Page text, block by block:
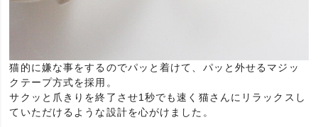
猫的に嫌な事をするのでパッと着けて、パッと外せるマジッ
クテープ方式を採用。
サクッと爪きりを終了させ1秒でも速く猫さんにリラックスし
ていただけるような設計を心がけました。